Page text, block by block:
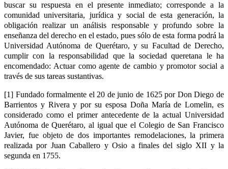
buscar su respuesta en el presente inmediato; corresponde a la
comunidad universitaria, jurídica y social de esta generación, la
obligación realizar un análisis responsable y profundo sobre la
enseñanza del derecho en el estado, pues sólo de esta forma podrá la
Universidad Autónoma de Querétaro, y su Facultad de Derecho,
cumplir con la responsabilidad que la sociedad queretana le ha
encomendado: Actuar como agente de cambio y promotor social a
través de sus tareas sustantivas.
[1] Fundado formalmente el 20 de junio de 1625 por Don Diego de
Barrientos y Rivera y por su esposa Doña María de Lomelin, es
considerado como el primer antecedente de la actual Universidad
Autónoma de Querétaro, al igual que el Colegio de San Francisco
Javier, fue objeto de dos importantes remodelaciones, la primera
realizada por Juan Caballero y Osio a finales del siglo XII y la
segunda en 1755.